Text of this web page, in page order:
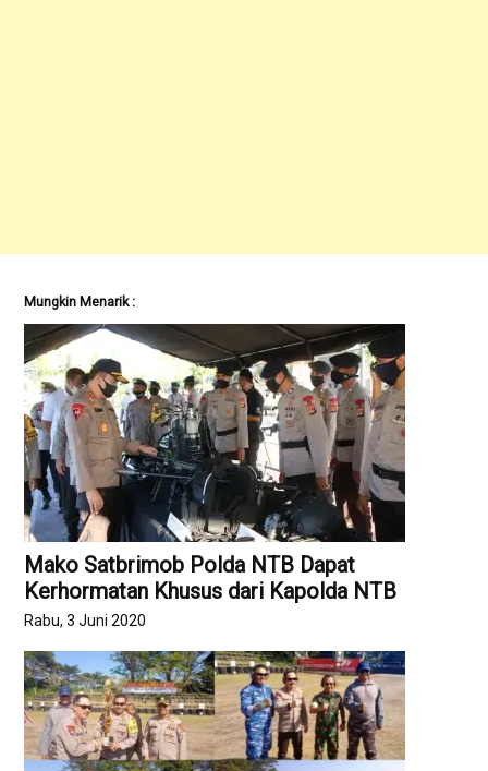
Mungkin Menarik :
Mako Satbrimob Polda NTB Dapat
Kerhormatan Khusus dari Kapolda NTB
Rabu, 3 Juni 2020